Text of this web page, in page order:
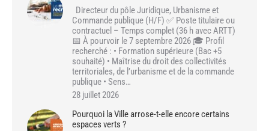
Directeur du pôle Juridique, Urbanisme et
Commande publique (H/F) ✅ Poste titulaire ou
contractuel – Temps complet (36 h avec ARTT)
📅 À pourvoir le 7 septembre 2026 🎓 Profil
recherché : • Formation supérieure (Bac +5
souhaité) • Maîtrise du droit des collectivités
territoriales, de l’urbanisme et de la commande
publique • Sens…
28 juillet 2026
Pourquoi la Ville arrose-t-elle encore certains
espaces verts ?